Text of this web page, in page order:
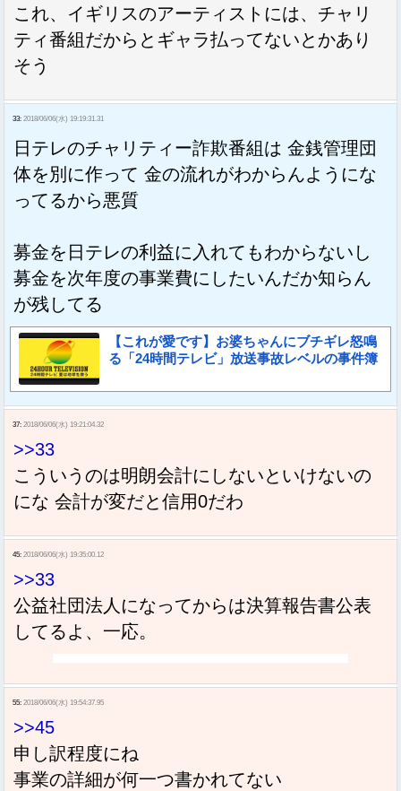
これ、イギリスのアーティストには、チャリ
ティ番組だからとギャラ払ってないとかあり
そう
33: 2018/06/06(水) 19:19:31.31
日テレのチャリティー詐欺番組は 金銭管理団
体を別に作って 金の流れがわからんようにな
ってるから悪質
募金を日テレの利益に入れてもわからないし
募金を次年度の事業費にしたいんだか知らん
が残してる
【これが愛です】お婆ちゃんにブチギレ怒鳴
る「24時間テレビ」放送事故レベルの事件簿
37: 2018/06/06(水) 19:21:04.32
>>33
こういうのは明朗会計にしないといけないの
にな 会計が変だと信用0だわ
45: 2018/06/06(水) 19:35:00.12
>>33
公益社団法人になってからは決算報告書公表
してるよ、一応。
55: 2018/06/06(水) 19:54:37.95
>>45
申し訳程度にね
事業の詳細が何一つ書かれてない